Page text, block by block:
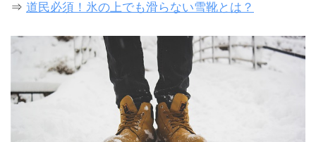
⇒ 道民必須！氷の上でも滑らない雪靴とは？